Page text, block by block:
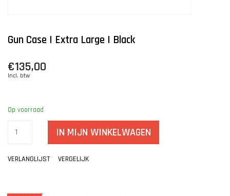
Gun Case | Extra Large | Black
€135,00
Incl. btw
Op voorraad
IN MIJN WINKELWAGEN
VERLANGLIJST VERGELIJK